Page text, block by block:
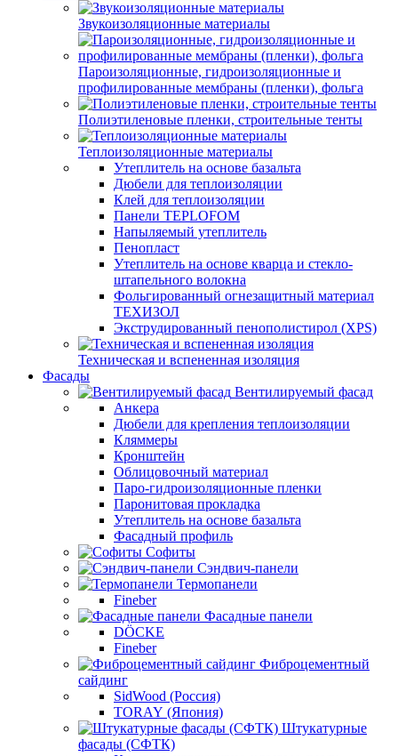
Звукоизоляционные материалы
Пароизоляционные, гидроизоляционные и
профилированные мембраны (пленки), фольга
Полиэтиленовые пленки, строительные тенты
Теплоизоляционные материалы
Утеплитель на основе базальта
Дюбели для теплоизоляции
Клей для теплоизоляции
Панели TEPLOFOM
Напыляемый утеплитель
Пенопласт
Утеплитель на основе кварца и стекло-
штапельного волокна
Фольгированный огнезащитный материал
ТЕХИЗОЛ
Экструдированный пенополистирол (XPS)
Техническая и вспененная изоляция
Фасады
Вентилируемый фасад
Анкера
Дюбели для крепления теплоизоляции
Кляммеры
Кронштейн
Облицовочный материал
Паро-гидроизоляционные пленки
Паронитовая прокладка
Утеплитель на основе базальта
Фасадный профиль
Софиты
Сэндвич-панели
Термопанели
Fineber
Фасадные панели
DÖCKE
Fineber
Фиброцементный
сайдинг
SidWood (Россия)
TORAY (Япония)
Штукатурные
фасады (СФТК)